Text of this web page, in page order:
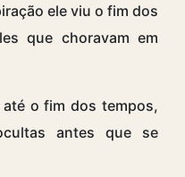
ele viu o fim dos
que choravam em
o fim dos tempos,
antes que se